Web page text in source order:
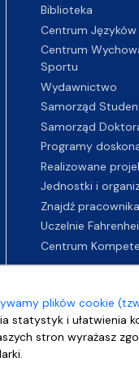
plików cookie
statystyk i ułatwienia
stron wyrażasz
Biblioteka
Centrum
Centrum
Sportu
Wydawnictwo
Samorząd
Samorząd
Programy
Realizowane
Jednostki i
Znajdź pracownika
Uczelnie
Centrum